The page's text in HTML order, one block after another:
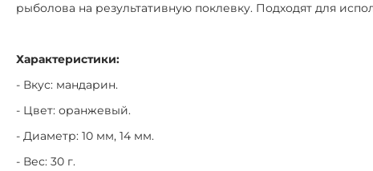
рыболова на результативную поклевку. Подходят для
Характеристики:
- Вкус: мандарин.
- Цвет: оранжевый.
- Диаметр: 10 мм, 14 мм.
- Вес: 30 г.